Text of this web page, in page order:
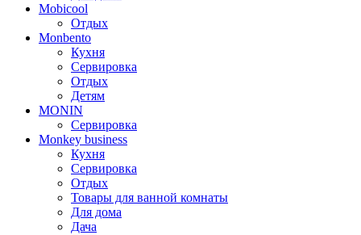
Mobicool
Отдых
Monbento
Кухня
Сервировка
Отдых
Детям
MONIN
Сервировка
Monkey business
Кухня
Сервировка
Отдых
Товары для ванной комнаты
Для дома
Дача